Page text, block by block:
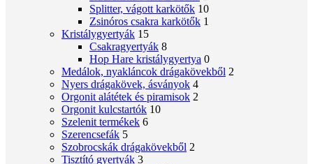
Splitter, vágott karkötők 10
Zsinóros csakra karkötők 1
Kristálygyertyák 15
Csakragyertyák 8
Hop Hare kristálygyertya 0
Medálok, nyakláncok drágakövekből 2
Nyers drágakövek, ásványok 4
Orgonit alátétek és piramisok 2
Orgonit kulcstartók 10
Szelenit termékek 6
Szerencsefák 5
Szobrocskák drágakövekből 2
Tisztító gyertyák 3